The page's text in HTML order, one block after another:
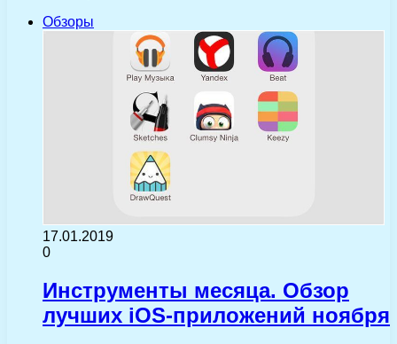
Обзоры
17.01.2019
0
Инструменты месяца. Обзор
лучших iOS-приложений ноября